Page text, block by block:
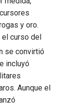
y oro.
el curso del
se convirtió
incluyó
Aunque el